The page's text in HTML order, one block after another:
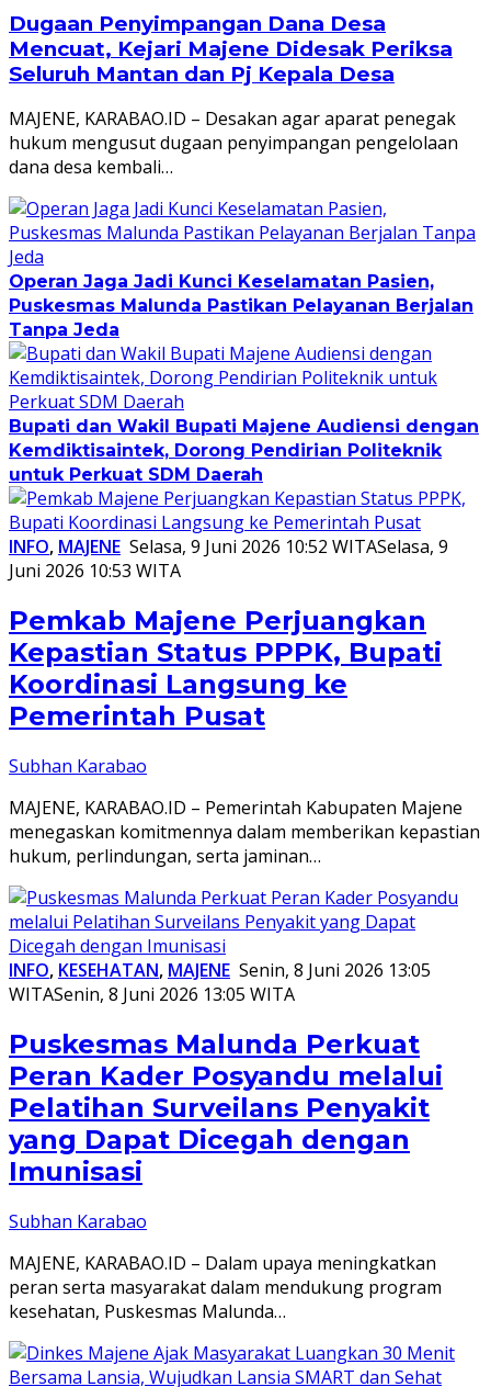
Dugaan Penyimpangan Dana Desa
Mencuat, Kejari Majene Didesak Periksa
Seluruh Mantan dan Pj Kepala Desa
MAJENE, KARABAO.ID – Desakan agar aparat penegak
hukum mengusut dugaan penyimpangan pengelolaan
dana desa kembali…
Operan Jaga Jadi Kunci Keselamatan Pasien,
Puskesmas Malunda Pastikan Pelayanan Berjalan
Tanpa Jeda
Bupati dan Wakil Bupati Majene Audiensi dengan
Kemdiktisaintek, Dorong Pendirian Politeknik
untuk Perkuat SDM Daerah
INFO, MAJENE Selasa, 9 Juni 2026 10:52 WITASelasa, 9
Juni 2026 10:53 WITA
Pemkab Majene Perjuangkan
Kepastian Status PPPK, Bupati
Koordinasi Langsung ke
Pemerintah Pusat
Subhan Karabao
MAJENE, KARABAO.ID – Pemerintah Kabupaten Majene
menegaskan komitmennya dalam memberikan kepastian
hukum, perlindungan, serta jaminan…
INFO, KESEHATAN, MAJENE Senin, 8 Juni 2026 13:05
WITASenin, 8 Juni 2026 13:05 WITA
Puskesmas Malunda Perkuat
Peran Kader Posyandu melalui
Pelatihan Surveilans Penyakit
yang Dapat Dicegah dengan
Imunisasi
Subhan Karabao
MAJENE, KARABAO.ID – Dalam upaya meningkatkan
peran serta masyarakat dalam mendukung program
kesehatan, Puskesmas Malunda…